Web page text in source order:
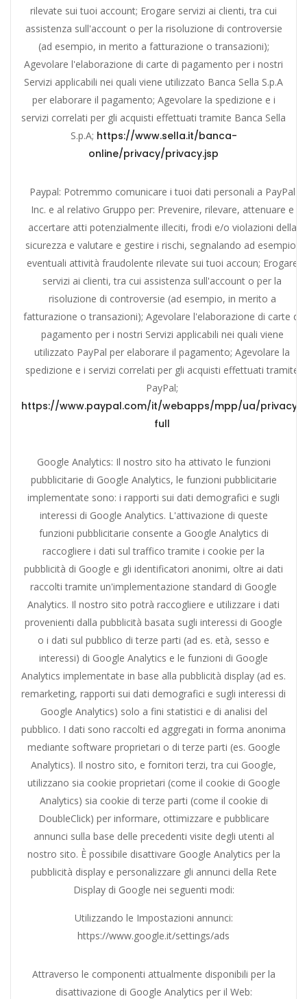
rilevate sui tuoi account; Erogare servizi ai clienti, tra cui
assistenza sull'account o per la risoluzione di controversie
(ad esempio, in merito a fatturazione o transazioni);
Agevolare l'elaborazione di carte di pagamento per i nostri
Servizi applicabili nei quali viene utilizzato Banca Sella S.p.A
per elaborare il pagamento; Agevolare la spedizione e i
servizi correlati per gli acquisti effettuati tramite Banca Sella
S.p.A; https://www.sella.it/banca-
online/privacy/privacy.jsp
Paypal: Potremmo comunicare i tuoi dati personali a PayPal
Inc. e al relativo Gruppo per: Prevenire, rilevare, attenuare e
accertare atti potenzialmente illeciti, frodi e/o violazioni della
sicurezza e valutare e gestire i rischi, segnalando ad esempio,
eventuali attività fraudolente rilevate sui tuoi accoun; Erogare
servizi ai clienti, tra cui assistenza sull'account o per la
risoluzione di controversie (ad esempio, in merito a
fatturazione o transazioni); Agevolare l'elaborazione di carte di
pagamento per i nostri Servizi applicabili nei quali viene
utilizzato PayPal per elaborare il pagamento; Agevolare la
spedizione e i servizi correlati per gli acquisti effettuati tramite
PayPal;
https://www.paypal.com/it/webapps/mpp/ua/privacy-
full
Google Analytics: Il nostro sito ha attivato le funzioni
pubblicitarie di Google Analytics, le funzioni pubblicitarie
implementate sono: i rapporti sui dati demografici e sugli
interessi di Google Analytics. L'attivazione di queste
funzioni pubblicitarie consente a Google Analytics di
raccogliere i dati sul traffico tramite i cookie per la
pubblicità di Google e gli identificatori anonimi, oltre ai dati
raccolti tramite un'implementazione standard di Google
Analytics. Il nostro sito potrà raccogliere e utilizzare i dati
provenienti dalla pubblicità basata sugli interessi di Google
o i dati sul pubblico di terze parti (ad es. età, sesso e
interessi) di Google Analytics e le funzioni di Google
Analytics implementate in base alla pubblicità display (ad es.
remarketing, rapporti sui dati demografici e sugli interessi di
Google Analytics) solo a fini statistici e di analisi del
pubblico. I dati sono raccolti ed aggregati in forma anonima
mediante software proprietari o di terze parti (es. Google
Analytics). Il nostro sito, e fornitori terzi, tra cui Google,
utilizzano sia cookie proprietari (come il cookie di Google
Analytics) sia cookie di terze parti (come il cookie di
DoubleClick) per informare, ottimizzare e pubblicare
annunci sulla base delle precedenti visite degli utenti al
nostro sito. È possibile disattivare Google Analytics per la
pubblicità display e personalizzare gli annunci della Rete
Display di Google nei seguenti modi:
Utilizzando le Impostazioni annunci:
https://www.google.it/settings/ads
Attraverso le componenti attualmente disponibili per la
disattivazione di Google Analytics per il Web: